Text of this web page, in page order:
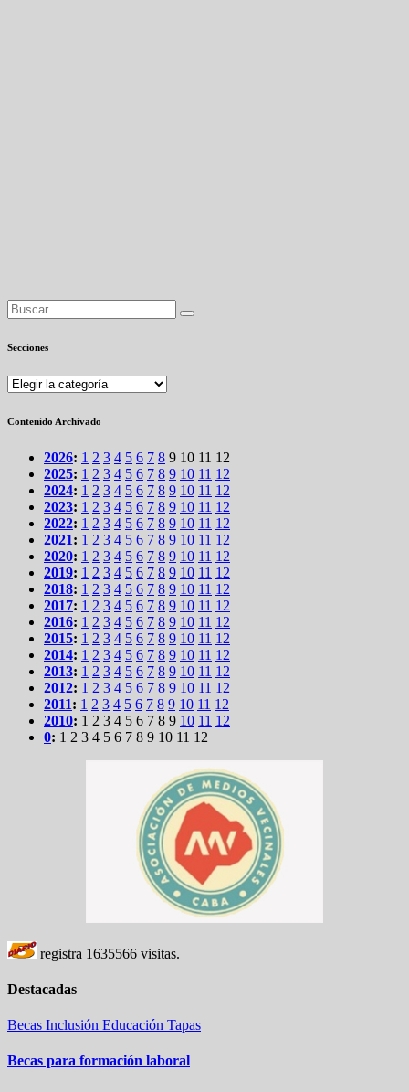
Secciones
Secciones
Contenido Archivado
2026: 1 2 3 4 5 6 7 8 9 10 11 12
2025: 1 2 3 4 5 6 7 8 9 10 11 12
2024: 1 2 3 4 5 6 7 8 9 10 11 12
2023: 1 2 3 4 5 6 7 8 9 10 11 12
2022: 1 2 3 4 5 6 7 8 9 10 11 12
2021: 1 2 3 4 5 6 7 8 9 10 11 12
2020: 1 2 3 4 5 6 7 8 9 10 11 12
2019: 1 2 3 4 5 6 7 8 9 10 11 12
2018: 1 2 3 4 5 6 7 8 9 10 11 12
2017: 1 2 3 4 5 6 7 8 9 10 11 12
2016: 1 2 3 4 5 6 7 8 9 10 11 12
2015: 1 2 3 4 5 6 7 8 9 10 11 12
2014: 1 2 3 4 5 6 7 8 9 10 11 12
2013: 1 2 3 4 5 6 7 8 9 10 11 12
2012: 1 2 3 4 5 6 7 8 9 10 11 12
2011: 1 2 3 4 5 6 7 8 9 10 11 12
2010: 1 2 3 4 5 6 7 8 9 10 11 12
0: 1 2 3 4 5 6 7 8 9 10 11 12
registra 1635566 visitas.
Destacadas
Becas Inclusión Educación Tapas
Becas para formación laboral